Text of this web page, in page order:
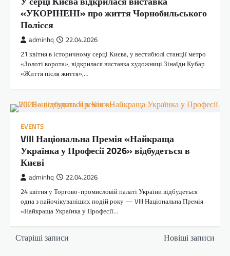
«УКОРІНЕНІ» про життя Чорнобильського
Полісся
adminhq 22.04.2026
21 квітня в історичному серці Києва, у вестибюлі станції метро
«Золоті ворота», відкрилася виставка художниці Зінаїди Кубар
«Життя після життя»,…
EVENTS
VIII Національна Премія «Найкраща
Українка у Професії 2026» відбудеться в
Києві
adminhq 22.04.2026
24 квітня у Торгово-промисловій палаті України відбудеться
одна з найочікуваніших подій року — VIII Національна Премія
«Найкраща Українка у Професії…
Навігація
Старіші записи Новіші записи